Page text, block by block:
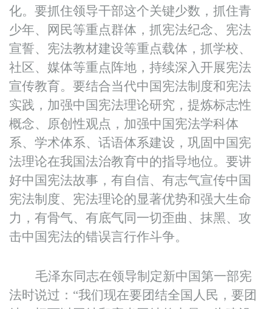
化。要抓住领导干部这个关键少数，抓住青
少年、网民等重点群体，抓宪法纪念、宪法
宣誓、宪法教材建设等重点载体，抓学校、
社区、媒体等重点阵地，持续深入开展宪法
宣传教育。要结合当代中国宪法制度和宪法
实践，加强中国宪法理论研究，提炼标志性
概念、原创性观点，加强中国宪法学科体
系、学术体系、话语体系建设，巩固中国宪
法理论在我国法治教育中的指导地位。要讲
好中国宪法故事，有自信、有志气宣传中国
宪法制度、宪法理论的显著优势和强大生命
力，有骨气、有底气同一切歪曲、抹黑、攻
击中国宪法的错误言行作斗争。
毛泽东同志在领导制定新中国第一部宪
法时说过：“我们现在要团结全国人民，要团